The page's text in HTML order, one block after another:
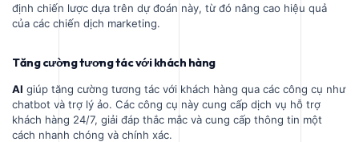
định chiến lược dựa trên dự đoán này, từ đó nâng cao hiệu quả
của các chiến dịch marketing.
Tăng cường tương tác với khách hàng
AI giúp tăng cường tương tác với khách hàng qua các công cụ như
chatbot và trợ lý ảo. Các công cụ này cung cấp dịch vụ hỗ trợ
khách hàng 24/7, giải đáp thắc mắc và cung cấp thông tin một
cách nhanh chóng và chính xác.